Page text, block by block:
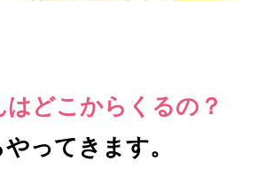
はどこからくるの？
ってきます。